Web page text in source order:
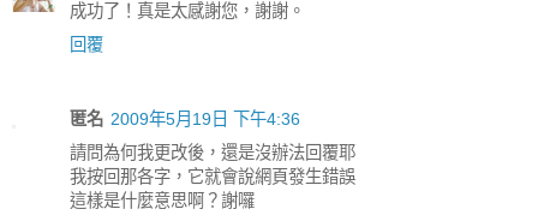
成功了！真是太感謝您，謝謝。
回覆
匿名 2009年5月19日 下午4:36
請問為何我更改後，還是沒辦法回覆耶
我按回那各字，它就會說網頁發生錯誤
這樣是什麼意思啊？謝囉